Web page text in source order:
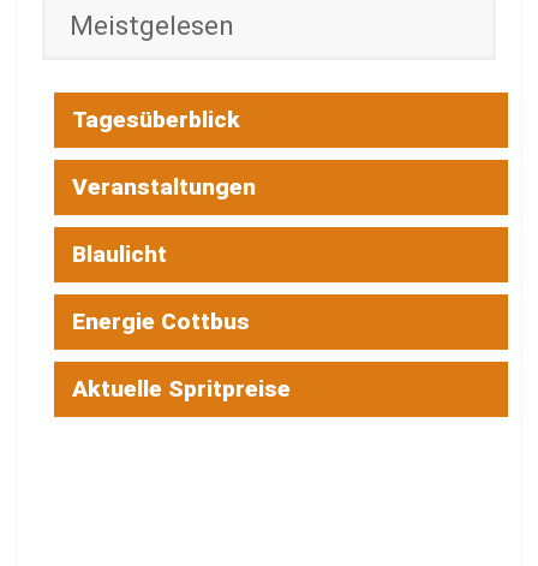
Meistgelesen
Tagesüberblick
Veranstaltungen
Blaulicht
Energie Cottbus
Aktuelle Spritpreise